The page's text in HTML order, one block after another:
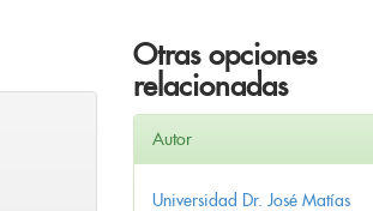
Otras opciones
relacionadas
Autor
Universidad Dr. José Matías